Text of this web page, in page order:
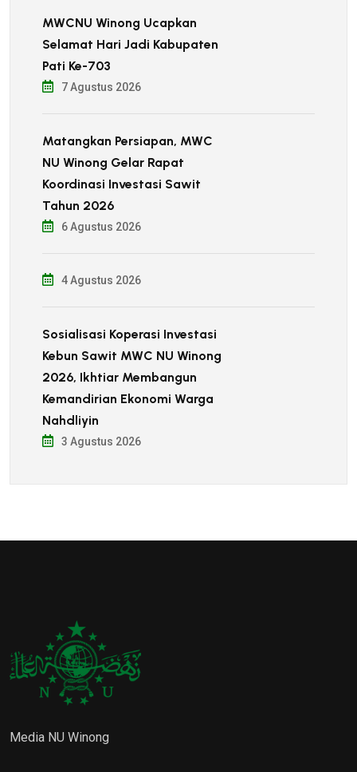
MWCNU Winong Ucapkan
Selamat Hari Jadi Kabupaten
Pati Ke-703
7 Agustus 2026
Matangkan Persiapan, MWC
NU Winong Gelar Rapat
Koordinasi Investasi Sawit
Tahun 2026
6 Agustus 2026
4 Agustus 2026
Sosialisasi Koperasi Investasi
Kebun Sawit MWC NU Winong
2026, Ikhtiar Membangun
Kemandirian Ekonomi Warga
Nahdliyin
3 Agustus 2026
Media NU Winong